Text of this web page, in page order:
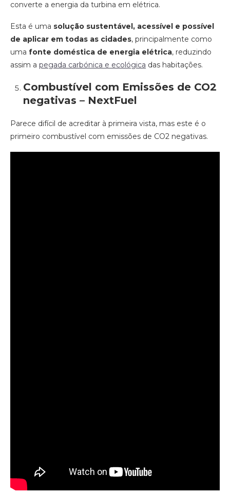
converte a energia da turbina em elétrica.
Esta é uma solução sustentável, acessível e possível
de aplicar em todas as cidades, principalmente como
uma fonte doméstica de energia elétrica, reduzindo
assim a pegada carbónica e ecológica das habitações.
Combustível com Emissões de CO2
negativas – NextFuel
Parece difícil de acreditar à primeira vista, mas este é o
primeiro combustível com emissões de CO2 negativas.